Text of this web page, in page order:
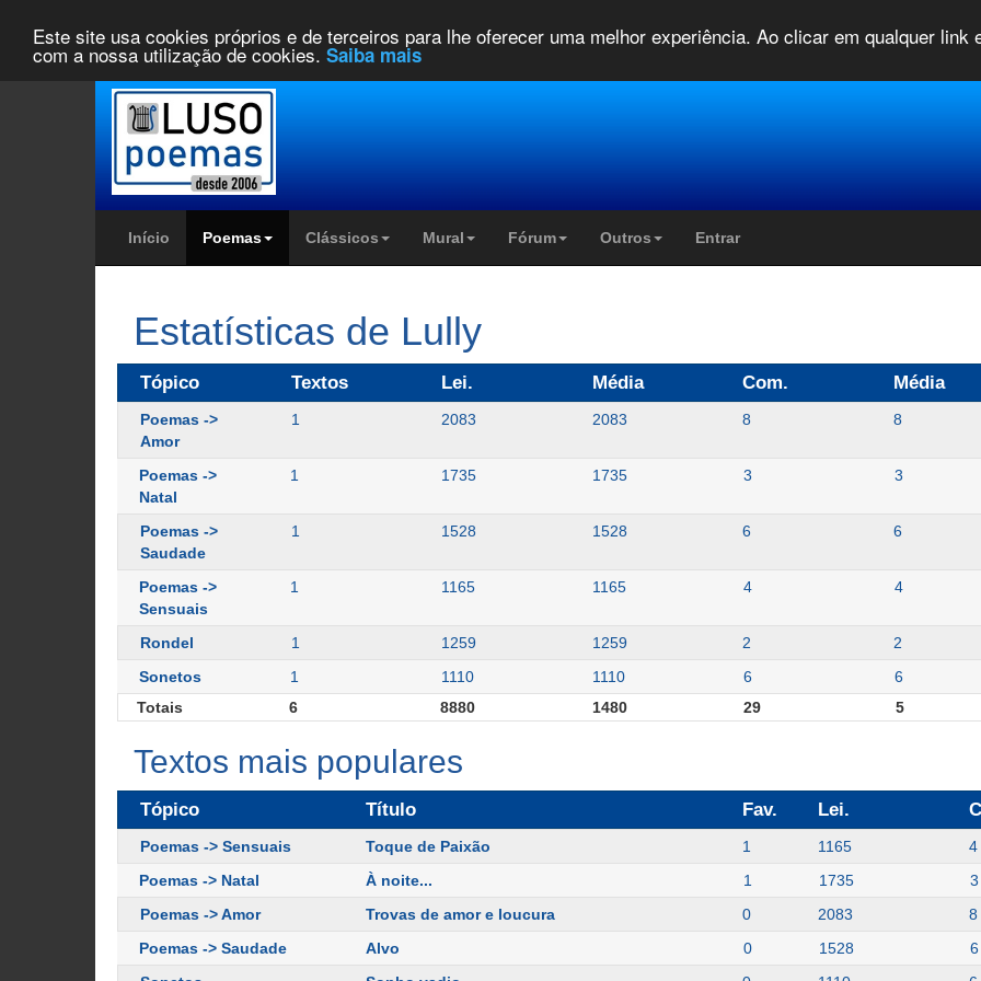
Este site usa cookies próprios e de terceiros para lhe oferecer uma melhor experiência. Ao clicar em qualquer link
com a nossa utilização de cookies. Saiba mais
Início Poemas Clássicos Mural Fórum Outros Entrar
Estatísticas de Lully
Tópico Textos Lei. Média Com. Média
Poemas ->
Amor
1 2083 2083 8 8
Poemas ->
Natal
1 1735 1735 3 3
Poemas ->
Saudade
1 1528 1528 6 6
Poemas ->
Sensuais
1 1165 1165 4 4
Rondel 1 1259 1259 2
2
Sonetos
1 1110 1110 6
6
Totais
6 8880 1480 29 5
Textos mais populares
Tópico Título Fav. Lei.
Poemas -> Sensuais Toque de Paixão 1 1165
4
Poemas -> Natal
À noite... 1 1735
3
Poemas -> Amor
Trovas de amor e loucura 0 2083
8
Poemas -> Saudade
Alvo 0 1528
6